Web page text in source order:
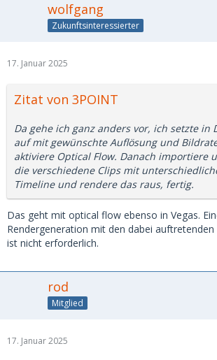
wolfgang
Zukunftsinteressierter
17. Januar 2025
Zitat von 3POINT
Da gehe ich ganz anders vor, ich setzte in
auf mit gewünschte Auflösung und
aktiviere Optical Flow. Danach importiere
die verschiedene Clips mit
Timeline und rendere das raus, fertig.
Das geht mit optical flow ebenso in Vegas.
Rendergeneration mit den dabei
ist nicht erforderlich.
rod
Mitglied
17. Januar 2025